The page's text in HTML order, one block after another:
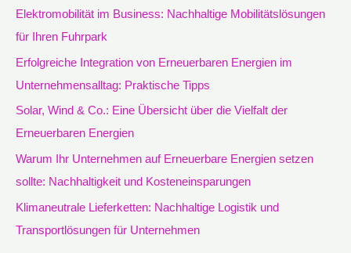
e
n
Elektromobilität im Business: Nachhaltige Mobilitätslösungen
für Ihren Fuhrpark
Erfolgreiche Integration von Erneuerbaren Energien im
Unternehmensalltag: Praktische Tipps
Solar, Wind & Co.: Eine Übersicht über die Vielfalt der
Erneuerbaren Energien
Warum Ihr Unternehmen auf Erneuerbare Energien setzen
sollte: Nachhaltigkeit und Kosteneinsparungen
Klimaneutrale Lieferketten: Nachhaltige Logistik und
Transportlösungen für Unternehmen